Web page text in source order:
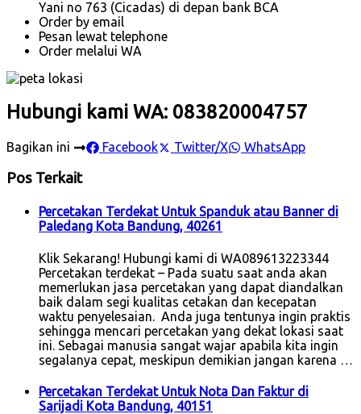
Yani no 763 (Cicadas) di depan bank BCA
Order by email
Pesan lewat telephone
Order melalui WA
Hubungi kami WA: 083820004757
Bagikan ini Facebook Twitter/X WhatsApp
Pos Terkait
Percetakan Terdekat Untuk Spanduk atau Banner di
Paledang Kota Bandung, 40261
Klik Sekarang! Hubungi kami di WA089613223344
Percetakan terdekat – Pada suatu saat anda akan
memerlukan jasa percetakan yang dapat diandalkan
baik dalam segi kualitas cetakan dan kecepatan
waktu penyelesaian. Anda juga tentunya ingin praktis
sehingga mencari percetakan yang dekat lokasi saat
ini. Sebagai manusia sangat wajar apabila kita ingin
segalanya cepat, meskipun demikian jangan karena …
Percetakan Terdekat Untuk Nota Dan Faktur di
Sarijadi Kota Bandung, 40151